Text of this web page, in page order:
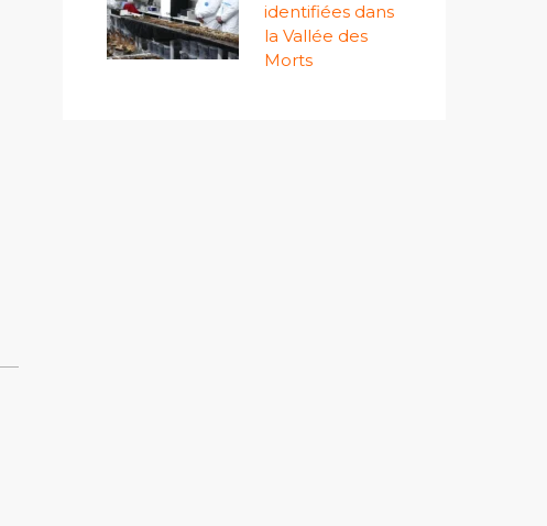
identifiées dans
la Vallée des
Morts